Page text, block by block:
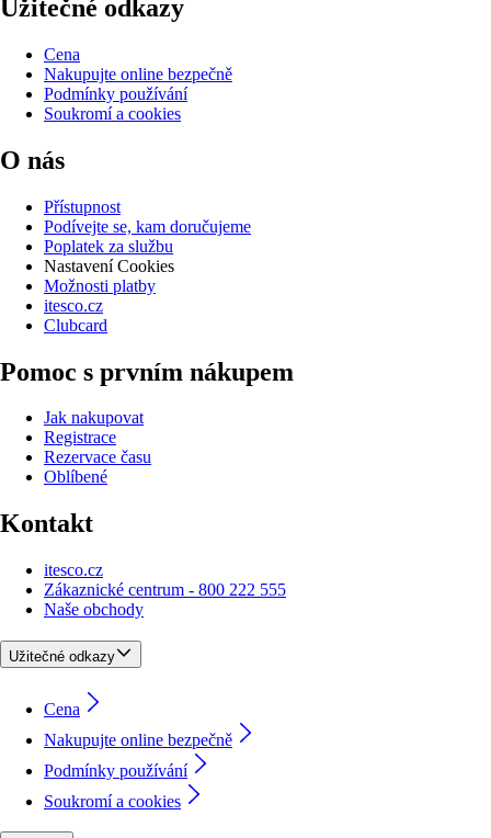
Užitečné odkazy
Cena
Nakupujte online bezpečně
Podmínky používání
Soukromí a cookies
O nás
Přístupnost
Podívejte se, kam doručujeme
Poplatek za službu
Nastavení Cookies
Možnosti platby
itesco.cz
Clubcard
Pomoc s prvním nákupem
Jak nakupovat
Registrace
Rezervace času
Oblíbené
Kontakt
itesco.cz
Zákaznické centrum - 800 222 555
Naše obchody
Užitečné odkazy
Cena
Nakupujte online bezpečně
Podmínky používání
Soukromí a cookies